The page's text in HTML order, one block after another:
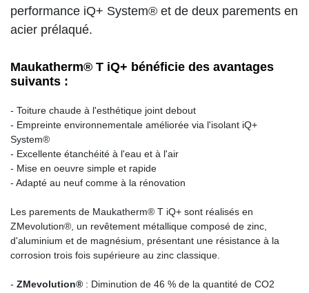
performance iQ+ System® et de deux parements en
acier prélaqué.
Maukatherm® T iQ+ bénéficie des avantages
suivants :
- Toiture chaude à l'esthétique joint debout
- Empreinte environnementale améliorée via l'isolant iQ+
System®
- Excellente étanchéité à l'eau et à l'air
- Mise en oeuvre simple et rapide
- Adapté au neuf comme à la rénovation
Les parements de Maukatherm® T iQ+ sont réalisés en
ZMevolution®, un revêtement métallique composé de zinc,
d'aluminium et de magnésium, présentant une résistance à la
corrosion trois fois supérieure au zinc classique.
- ZMevolution® : Diminution de 46 % de la quantité de CO2